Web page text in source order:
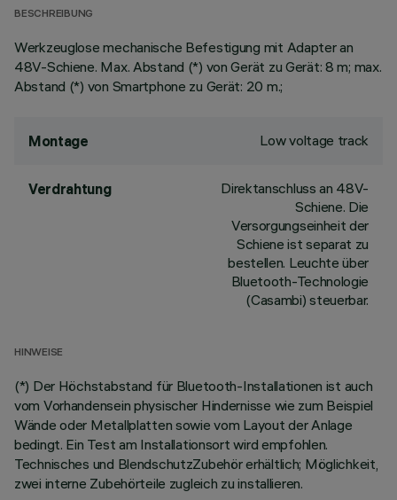
BESCHREIBUNG
Werkzeuglose mechanische Befestigung mit Adapter an
48V-Schiene. Max. Abstand (*) von Gerät zu Gerät: 8 m; max.
Abstand (*) von Smartphone zu Gerät: 20 m.;
Montage Low voltage track
Verdrahtung
Direktanschluss an 48V-
Schiene. Die
Versorgungseinheit der
Schiene ist separat zu
bestellen. Leuchte über
Bluetooth-Technologie
(Casambi) steuerbar.
HINWEISE
(*) Der Höchstabstand für Bluetooth-Installationen ist auch
vom Vorhandensein physischer Hindernisse wie zum Beispiel
Wände oder Metallplatten sowie vom Layout der Anlage
bedingt. Ein Test am Installationsort wird empfohlen.
Technisches und BlendschutzZubehör erhältlich; Möglichkeit,
zwei interne Zubehörteile zugleich zu installieren.